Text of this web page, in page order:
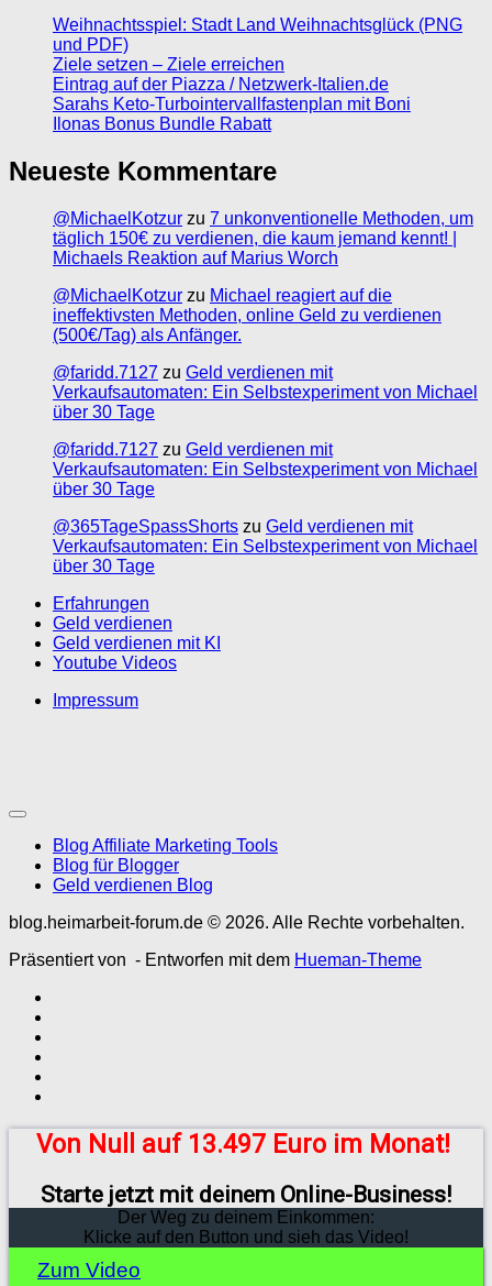
Weihnachtsspiel: Stadt Land Weihnachtsglück (PNG
und PDF)
Ziele setzen – Ziele erreichen
Eintrag auf der Piazza / Netzwerk-Italien.de
Sarahs Keto-Turbointervallfastenplan mit Boni
Ilonas Bonus Bundle Rabatt
Neueste Kommentare
@MichaelKotzur zu 7 unkonventionelle Methoden, um
täglich 150€ zu verdienen, die kaum jemand kennt! |
Michaels Reaktion auf Marius Worch
@MichaelKotzur zu Michael reagiert auf die
ineffektivsten Methoden, online Geld zu verdienen
(500€/Tag) als Anfänger.
@faridd.7127 zu Geld verdienen mit
Verkaufsautomaten: Ein Selbstexperiment von Michael
über 30 Tage
@faridd.7127 zu Geld verdienen mit
Verkaufsautomaten: Ein Selbstexperiment von Michael
über 30 Tage
@365TageSpassShorts zu Geld verdienen mit
Verkaufsautomaten: Ein Selbstexperiment von Michael
über 30 Tage
Erfahrungen
Geld verdienen
Geld verdienen mit KI
Youtube Videos
Impressum
Blog Affiliate Marketing Tools
Blog für Blogger
Geld verdienen Blog
blog.heimarbeit-forum.de © 2026. Alle Rechte vorbehalten.
Präsentiert von - Entworfen mit dem Hueman-Theme
Von Null auf 13.497 Euro im Monat!
Starte jetzt mit deinem Online-Business!
Der Weg zu deinem Einkommen:
Klicke auf den Button und sieh das Video!
Zum Video